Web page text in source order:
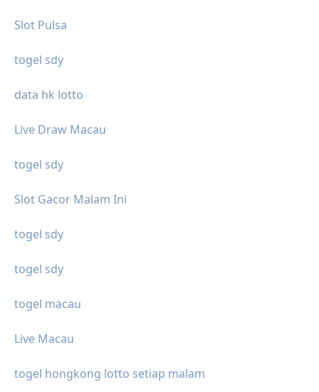
Slot Pulsa
togel sdy
data hk lotto
Live Draw Macau
togel sdy
Slot Gacor Malam Ini
togel sdy
togel sdy
togel macau
Live Macau
togel hongkong lotto setiap malam